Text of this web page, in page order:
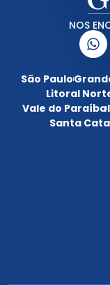
NOS
São Paulo
Litoral
Vale do Paraíba
Santa